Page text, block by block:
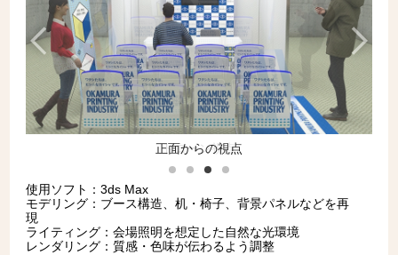
ドローン視点
使用ソフト：3ds Max
モデリング：ブース構造、机・椅子、背景パネルなどを再
現
ライティング：会場照明を想定した自然な光環境
レンダリング：質感・色味が伝わるよう調整